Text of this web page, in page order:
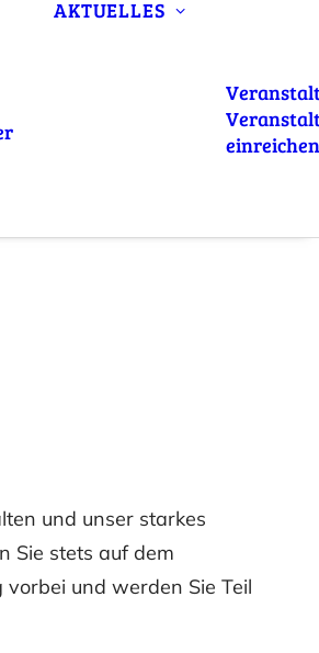
AKTUELLES
einreichen
und unser starkes
Sie stets auf dem
und werden Sie Teil